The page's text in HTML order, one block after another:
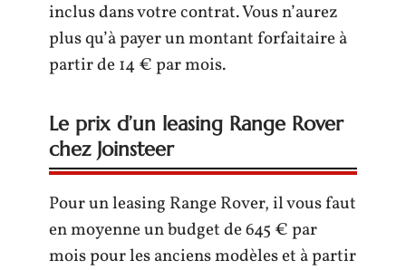
inclus dans votre contrat. Vous n’aurez
plus qu’à payer un montant forfaitaire à
partir de 14 € par mois.
Le prix d’un leasing Range Rover
chez Joinsteer
Pour un leasing Range Rover, il vous faut
en moyenne un budget de 645 € par
mois pour les anciens modèles et à partir